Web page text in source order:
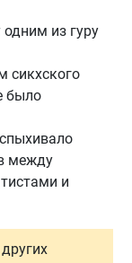
из гуру
сикхского
было
между
и